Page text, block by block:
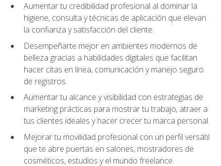
Aumentar tu credibilidad profesional al dominar la
higiene, consulta y técnicas de aplicación que elevan
la confianza y satisfacción del cliente.
Desempeñarte mejor en ambientes modernos de
belleza gracias a habilidades digitales que facilitan
hacer citas en línea, comunicación y manejo seguro
de registros.
Aumentar tu alcance y visibilidad con estrategias de
marketing prácticas para mostrar tu trabajo, atraer a
tus clientes ideales y hacer crecer tu marca personal.
Mejorar tu movilidad profesional con un perfil versátil
que te abre puertas en salones, mostradores de
cosméticos, estudios y el mundo freelance.